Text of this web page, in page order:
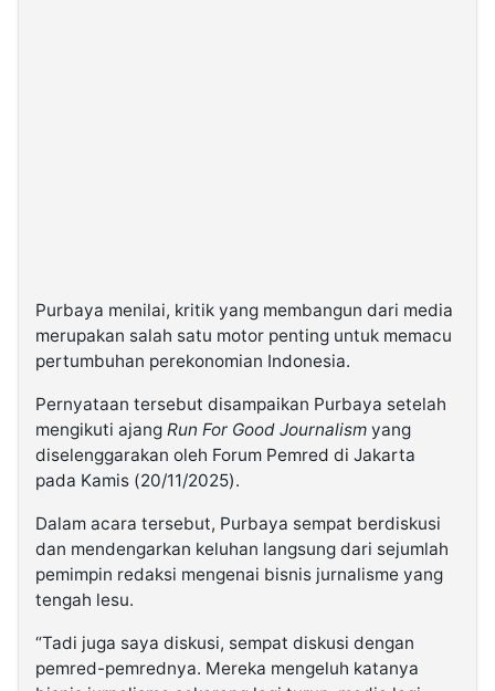
Purbaya menilai, kritik yang membangun dari media
merupakan salah satu motor penting untuk memacu
pertumbuhan perekonomian Indonesia.
Pernyataan tersebut disampaikan Purbaya setelah
mengikuti ajang Run For Good Journalism yang
diselenggarakan oleh Forum Pemred di Jakarta
pada Kamis (20/11/2025).
Dalam acara tersebut, Purbaya sempat berdiskusi
dan mendengarkan keluhan langsung dari sejumlah
pemimpin redaksi mengenai bisnis jurnalisme yang
tengah lesu.
“Tadi juga saya diskusi, sempat diskusi dengan
pemred-pemrednya. Mereka mengeluh katanya